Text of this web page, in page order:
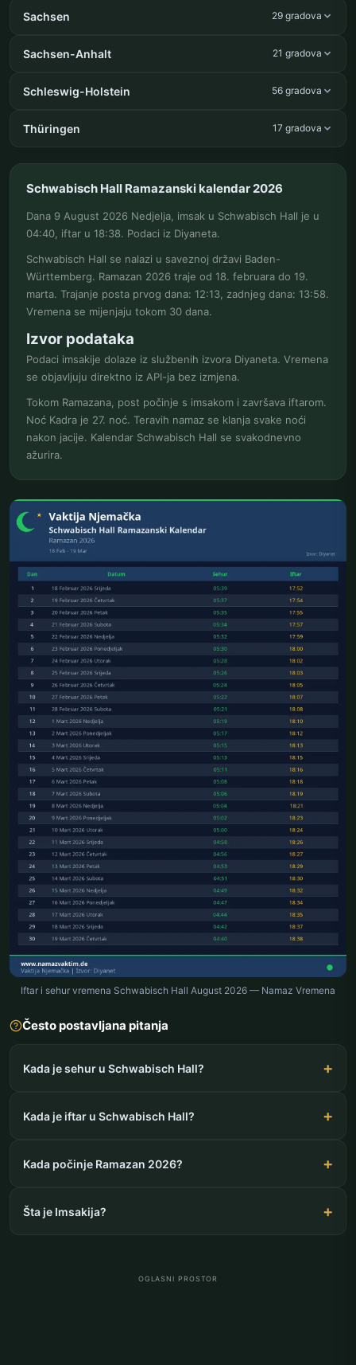
Sachsen 29 gradova
Sachsen-Anhalt 21 gradova
Schleswig-Holstein 56 gradova
Thüringen 17 gradova
Schwabisch Hall Ramazanski kalendar 2026
Dana 9 August 2026 Nedjelja, imsak u Schwabisch Hall je u
04:40, iftar u 18:38. Podaci iz Diyaneta.
Schwabisch Hall se nalazi u saveznoj državi Baden-
Württemberg. Ramazan 2026 traje od 18. februara do 19.
marta. Trajanje posta prvog dana: 12:13, zadnjeg dana: 13:58.
Vremena se mijenjaju tokom 30 dana.
Izvor podataka
Podaci imsakije dolaze iz službenih izvora Diyaneta. Vremena
se objavljuju direktno iz API-ja bez izmjena.
Tokom Ramazana, post počinje s imsakom i završava iftarom.
Noć Kadra je 27. noć. Teravih namaz se klanja svake noći
nakon jacije. Kalendar Schwabisch Hall se svakodnevno
ažurira.
Iftar i sehur vremena Schwabisch Hall August 2026 — Namaz Vremena
Često postavljana pitanja
Kada je sehur u Schwabisch Hall?
Kada je iftar u Schwabisch Hall?
Kada počinje Ramazan 2026?
Šta je Imsakija?
OGLASNI PROSTOR